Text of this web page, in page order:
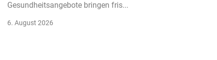
Gesundheitsangebote bringen fris...
6. August 2026